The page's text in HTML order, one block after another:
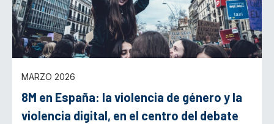
MARZO 2026
8M en España: la violencia de género y la
violencia digital, en el centro del debate